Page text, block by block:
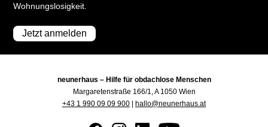
Wohnungslosigkeit.
Jetzt anmelden
neunerhaus – Hilfe für obdachlose Menschen
Margaretenstraße 166/1, A 1050 Wien
+43 1 990 09 09 900
hallo@neunerhaus.at